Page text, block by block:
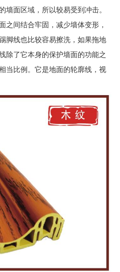
墙面区域，所以较易受到冲击。
之间结合牢固，减少墙体变形，
脚线也比较容易擦洗，如果拖地
除了它本身的保护墙面的功能之
当比例。它是地面的轮廓线，视